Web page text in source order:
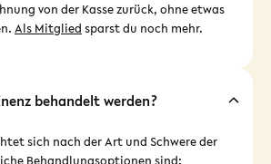
von der Kasse zurück, ohne etwas
Als Mitglied sparst du noch mehr.
behandelt werden?
sich nach der Art und Schwere der